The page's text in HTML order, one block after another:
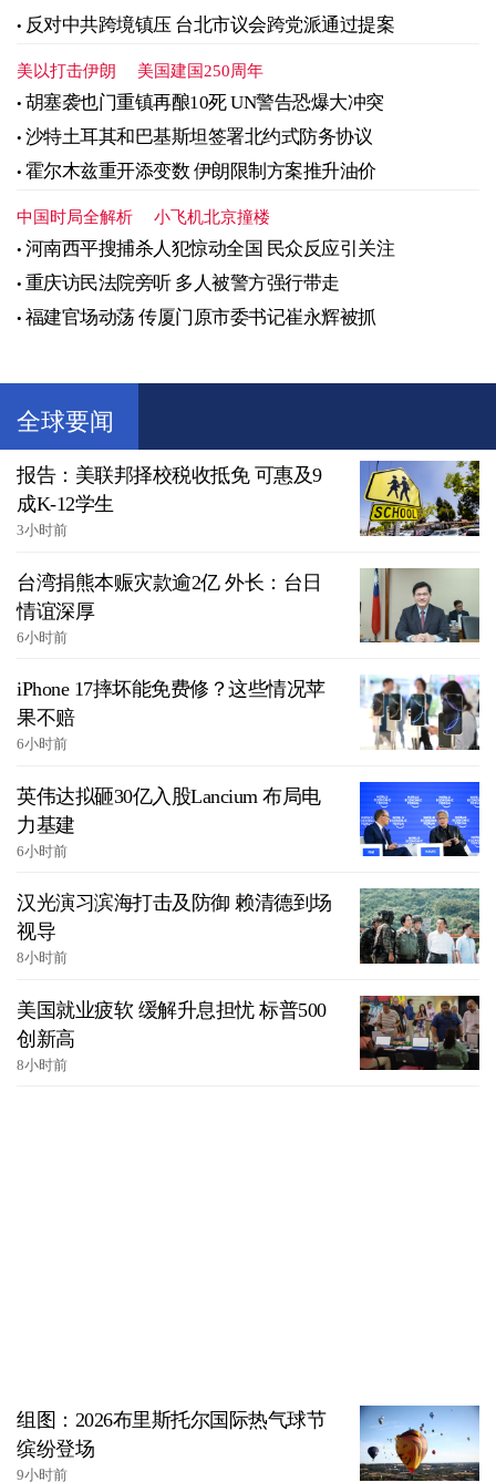
反对中共跨境镇压 台北市议会跨党派通过提案
美以打击伊朗 美国建国250周年
胡塞袭也门重镇再酿10死 UN警告恐爆大冲突
沙特土耳其和巴基斯坦签署北约式防务协议
霍尔木兹重开添变数 伊朗限制方案推升油价
中国时局全解析 小飞机北京撞楼
河南西平搜捕杀人犯惊动全国 民众反应引关注
重庆访民法院旁听 多人被警方强行带走
福建官场动荡 传厦门原市委书记崔永辉被抓
全球要闻
报告：美联邦择校税收抵免 可惠及9
成K-12学生
3小时前
台湾捐熊本赈灾款逾2亿 外长：台日
情谊深厚
6小时前
iPhone 17摔坏能免费修？这些情况苹
果不赔
6小时前
英伟达拟砸30亿入股Lancium 布局电
力基建
6小时前
汉光演习滨海打击及防御 赖清德到场
视导
8小时前
美国就业疲软 缓解升息担忧 标普500
创新高
8小时前
组图：2026布里斯托尔国际热气球节
缤纷登场
9小时前